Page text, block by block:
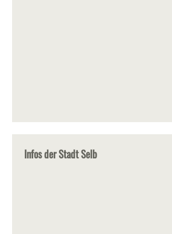
Infos der Stadt Selb